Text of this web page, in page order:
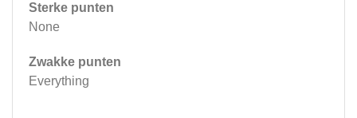
Sterke punten
None
Zwakke punten
Everything